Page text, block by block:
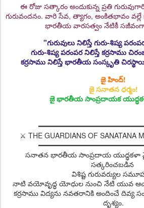
ఈ రోజు సత్కారం అందుకున్న ప్రతి
గురువందనం. వారి సేవ, త్యాగం, అంకితభావం
భారతీయ వారసత్వం నేటికీ
"గురువులు నిలిస్తే గురు-శిష్య
గురు-శిష్య పరంపర నిలిస్తే కర్రసాము
కర్రసాము నిలిస్తే భారతీయ సంస్కృతి
జై హింద్!
జై సనాతన ధర్మం!
జై భారతీయ సాంప్రదాయక
⚔️ THE GUARDIANS OF SANATANA
సనాతన భారతీయ సాంప్రదాయ
సత్కరించబడిన
విశిష్ట గురువర్యుల
నాటి వయోవృద్ధ యోధుల నుంచి నేటి యువ
కర్రసాము విద్యను నవతరానికి అందించే దివ్య
దృశ్యం.